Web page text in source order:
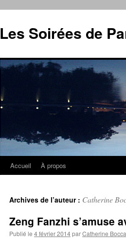
contenu
Les Soirées de
Accueil À propos
Archives de l’auteur : Catherine
Zeng Fanzhi s’amuse
Publié le 4 février 2014parCatherine